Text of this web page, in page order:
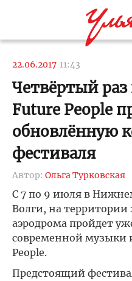
22.06.2017 11:43
Четвёртый
Future People
обновлённую
фестиваля
Автор: Ольга Турковская
С 7 по 9 июля в
Волги, на территории
аэродрома пройдет
современной музыки
People.
Предстоящий